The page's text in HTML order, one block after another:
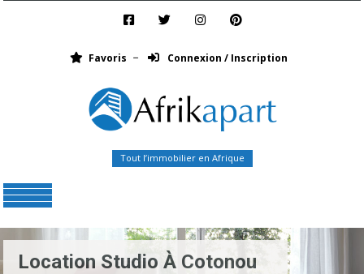
Favoris Connexion / Inscription
Tout l’immobilier en Afrique
Location Studio À Cotonou